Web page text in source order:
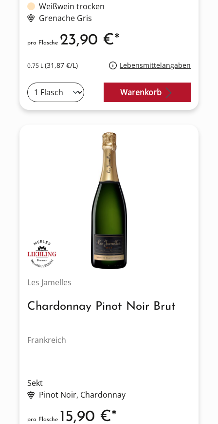
Weißwein trocken
Grenache Gris
0.75 L(31,87 €/L) Lebensmittelangaben
pro Flasche 23,90 €*
Warenkorb
Les Jamelles
Chardonnay Pinot Noir Brut
Frankreich
Sekt
Pinot Noir, Chardonnay
pro Flasche 15,90 €*